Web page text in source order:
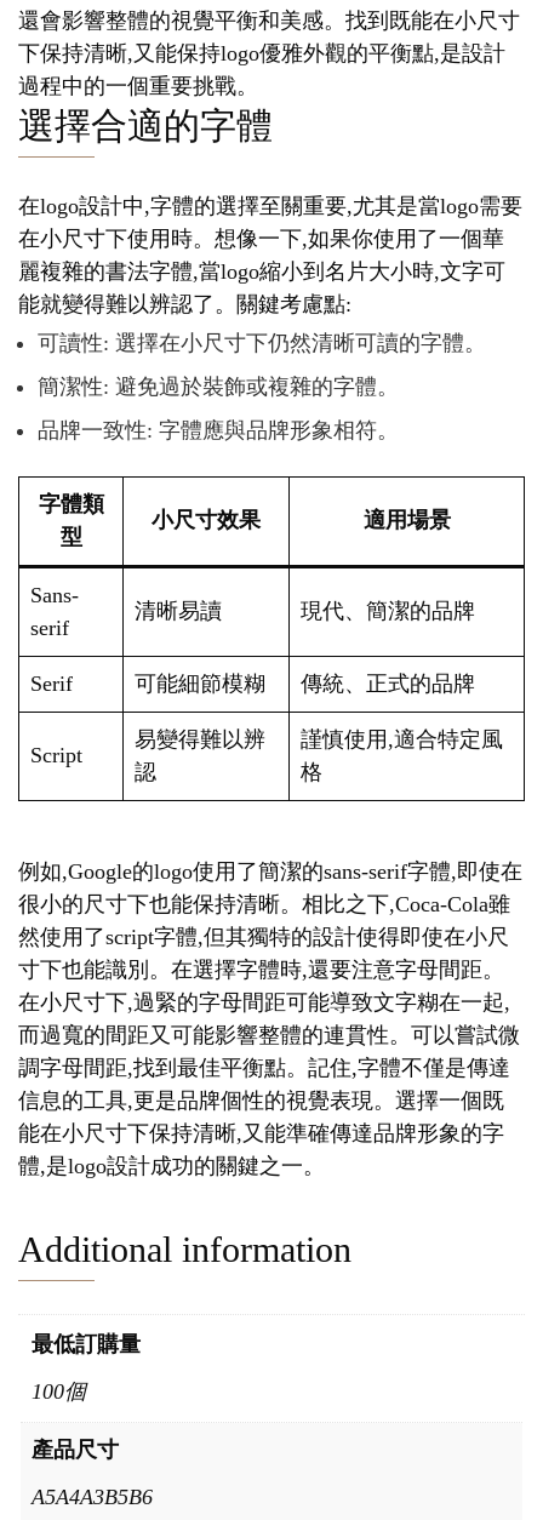
還會影響整體的視覺平衡和美感。找到既能在小尺寸
下保持清晰,又能保持logo優雅外觀的平衡點,是設計
過程中的一個重要挑戰。
選擇合適的字體
在logo設計中,字體的選擇至關重要,尤其是當logo需要
在小尺寸下使用時。想像一下,如果你使用了一個華
麗複雜的書法字體,當logo縮小到名片大小時,文字可
能就變得難以辨認了。關鍵考慮點:
可讀性: 選擇在小尺寸下仍然清晰可讀的字體。
簡潔性: 避免過於裝飾或複雜的字體。
品牌一致性: 字體應與品牌形象相符。
字體類
型
小尺寸效果 適用場景
Sans-
serif
清晰易讀 現代、簡潔的品牌
Serif 可能細節模糊 傳統、正式的品牌
Script
易變得難以辨
認
謹慎使用,適合特定風
格
例如,Google的logo使用了簡潔的sans-serif字體,即使在
很小的尺寸下也能保持清晰。相比之下,Coca-Cola雖
然使用了script字體,但其獨特的設計使得即使在小尺
寸下也能識別。在選擇字體時,還要注意字母間距。
在小尺寸下,過緊的字母間距可能導致文字糊在一起,
而過寬的間距又可能影響整體的連貫性。可以嘗試微
調字母間距,找到最佳平衡點。記住,字體不僅是傳達
信息的工具,更是品牌個性的視覺表現。選擇一個既
能在小尺寸下保持清晰,又能準確傳達品牌形象的字
體,是logo設計成功的關鍵之一。
Additional information
最低訂購量
100個
產品尺寸
A5A4A3B5B6